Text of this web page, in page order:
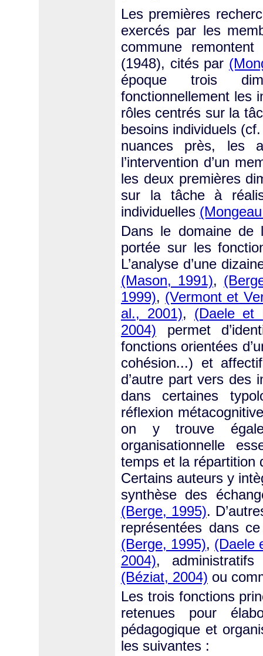
Les premières
exercés par les
commune
(1948), cités par
époque trois
fonctionnellement les
rôles centrés sur la
besoins individuels
nuances près, les
l’intervention d’un
les deux premières
sur la tâche à
individuelles
Dans le domaine de
portée sur les
L’analyse d’une
(Mason, 1991),
1999), (Vermont et
al., 2001), (Daele et
2004) permet
fonctions orientées
cohésion...) et
d’autre part vers des
dans certaines
réflexion
on y trouve
organisationnelle
temps et la répartition
Certains auteurs y
synthèse des
(Berge, 1995).
représentées dans
(Berge, 1995), (Daele
2004),
(Béziat, 2004) ou
Les trois fonctions
retenues pour
pédagogique et
les suivantes :